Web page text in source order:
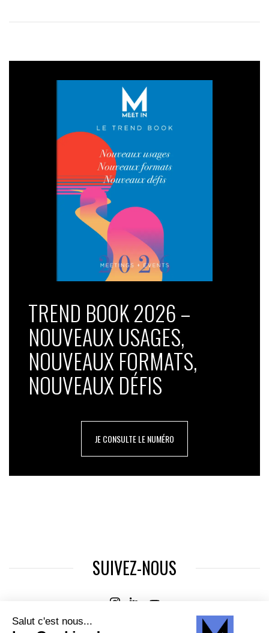
TREND BOOK 2026 –
NOUVEAUX USAGES,
NOUVEAUX FORMATS,
NOUVEAUX DÉFIS
JE CONSULTE LE NUMÉRO
SUIVEZ-NOUS